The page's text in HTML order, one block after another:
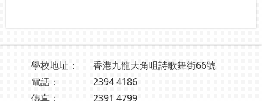
學校地址：
香港九龍大角咀詩歌舞街66號
電話：
2394 4186
傳真：
2391 4799